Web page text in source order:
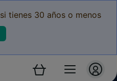
si tienes 30 años o menos